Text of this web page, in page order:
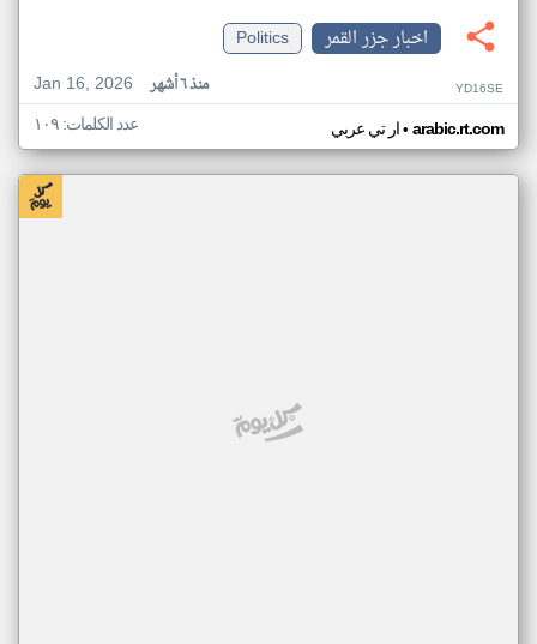
اخبار جزر القمر
Politics
Jan 16, 2026
منذ ٦ أشهر YD16SE
ار تي عربي• arabic.rt.com عدد الكلمات: ١٠٩